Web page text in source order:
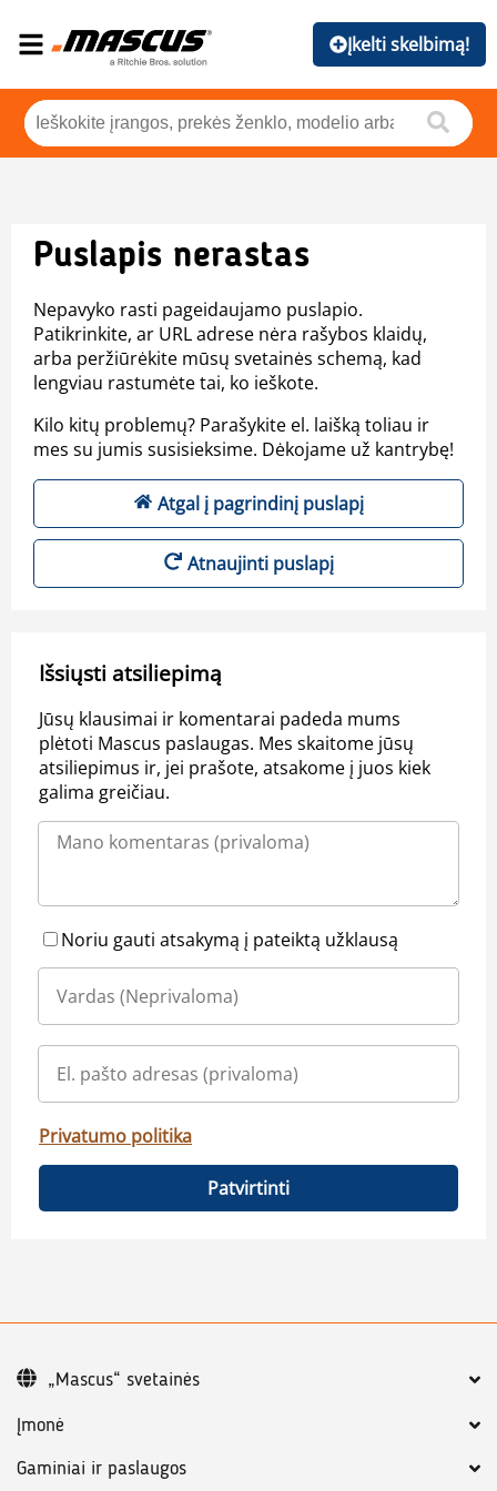
Įkelti skelbimą!
Puslapis nerastas
Nepavyko rasti pageidaujamo puslapio.
Patikrinkite, ar URL adrese nėra rašybos klaidų,
arba peržiūrėkite mūsų svetainės schemą, kad
lengviau rastumėte tai, ko ieškote.
Kilo kitų problemų? Parašykite el. laišką toliau ir
mes su jumis susisieksime. Dėkojame už kantrybę!
Atgal į pagrindinį puslapį
Atnaujinti puslapį
Išsiųsti atsiliepimą
Jūsų klausimai ir komentarai padeda mums
plėtoti Mascus paslaugas. Mes skaitome jūsų
atsiliepimus ir, jei prašote, atsakome į juos kiek
galima greičiau.
Noriu gauti atsakymą į pateiktą užklausą
Privatumo politika
Patvirtinti
Įmonė
Gaminiai ir paslaugos
„Mascus“ svetainės